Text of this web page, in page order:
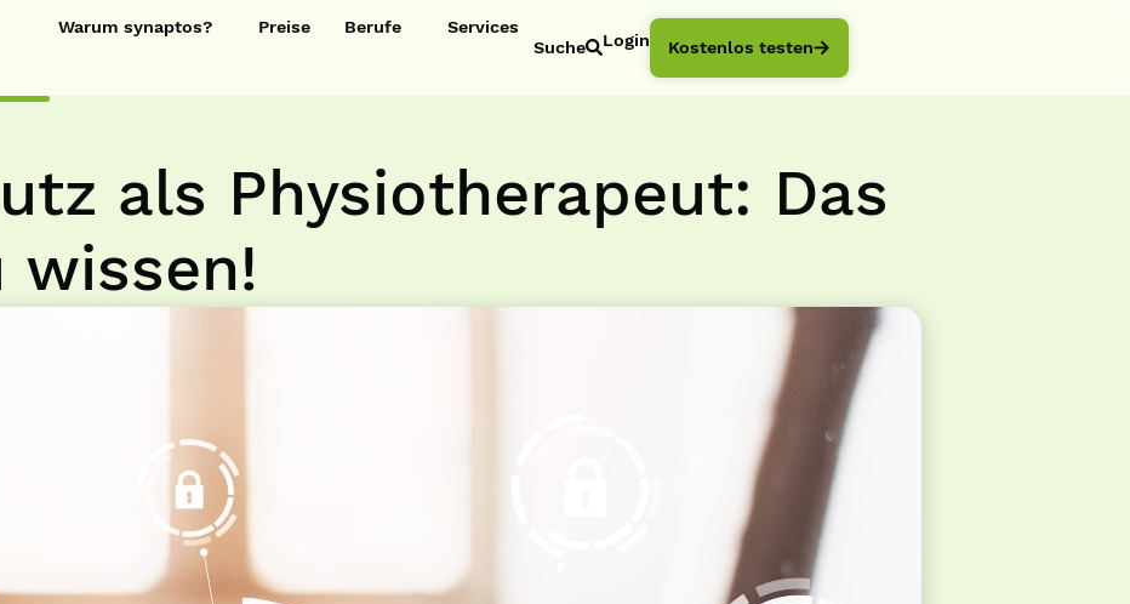
Warum synaptos? Preise Berufe
Services
Suche
Login Kostenlos testen
als Physiotherapeut: Das
wissen!